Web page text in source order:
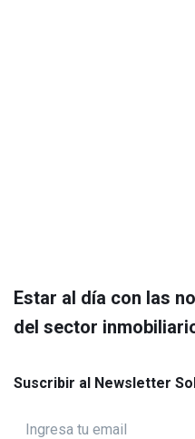
Estar al día con las
del sector
Suscribir al Newsletter